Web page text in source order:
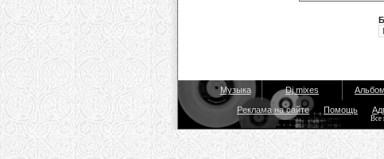
Музыка Dj mixes
Реклама на сайте Помощь
Все